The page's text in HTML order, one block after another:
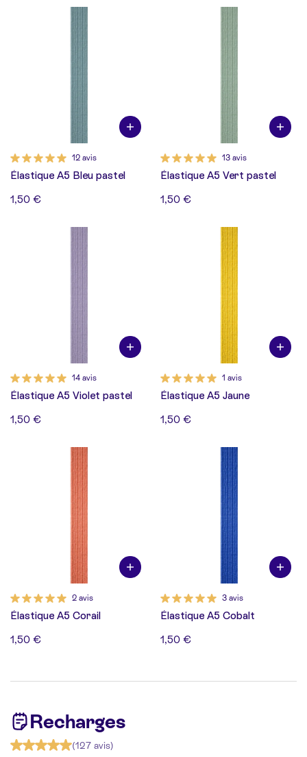
12 avis
Élastique A5 Bleu pastel
1,50 €
13 avis
Élastique A5 Vert pastel
1,50 €
14 avis
Élastique A5 Violet pastel
1,50 €
1 avis
Élastique A5 Jaune
1,50 €
2 avis
Élastique A5 Corail
1,50 €
3 avis
Élastique A5 Cobalt
1,50 €
Recharges
(127 avis)